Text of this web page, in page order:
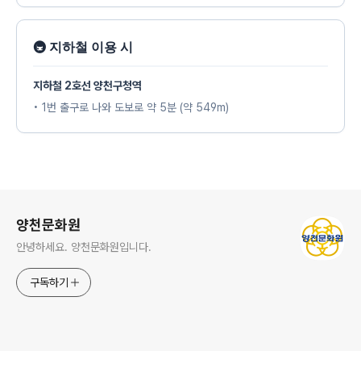
🚇 지하철 이용 시
지하철 2호선 양천구청역
• 1번 출구로 나와 도보로 약 5분 (약 549m)
양천문화원
안녕하세요. 양천문화원입니다.
구독하기